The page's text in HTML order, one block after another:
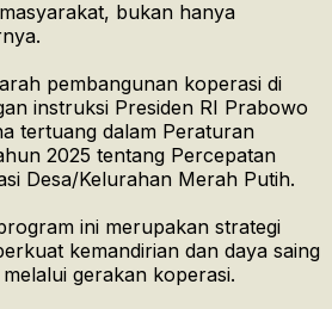
bukan hanya
pembangunan koperasi di
instruksi Presiden RI Prabowo
tertuang dalam Peraturan
2025 tentang Percepatan
Desa/Kelurahan Merah Putih.
ini merupakan strategi
kemandirian dan daya saing
gerakan koperasi.